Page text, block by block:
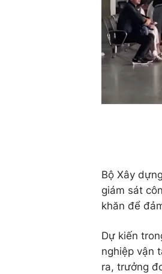
Bộ Xây
giám sát
khăn để
Dự kiến
nghiệp vận
ra, trưởng